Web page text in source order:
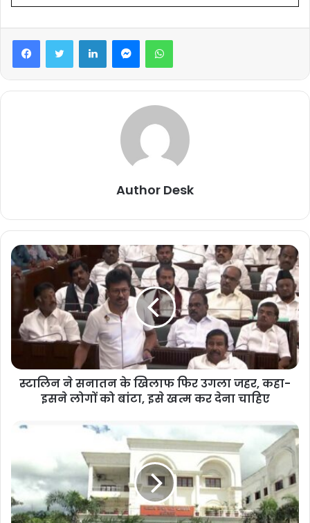
Author Desk
स्टालिन ने सनातन के खिलाफ फिर उगला जहर, कहा-
इसने लोगों को बांटा, इसे खत्म कर देना चाहिए